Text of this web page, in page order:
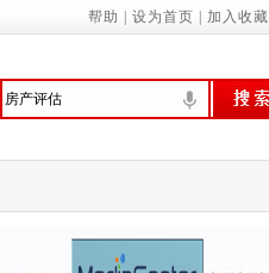
帮助 设为首页 加入收藏
管理综合行政执法有关事项的通知
进民营经济发展壮大的意见
促进民营经济发展壮大的意见》